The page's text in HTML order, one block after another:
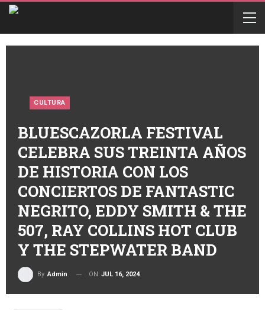
CULTURA
BLUESCAZORLA FESTIVAL
CELEBRA SUS TREINTA AÑOS
DE HISTORIA CON LOS
CONCIERTOS DE FANTASTIC
NEGRITO, EDDY SMITH & THE
507, RAY COLLINS HOT CLUB
Y THE STEPWATER BAND
By Admin ON JUL 16, 2024